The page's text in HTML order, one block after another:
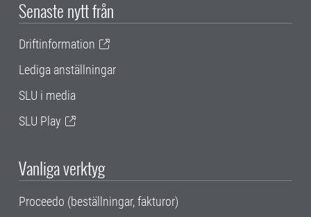
Senaste nytt från
Driftinformation
Lediga anställningar
SLU i media
SLU Play
Vanliga verktyg
Proceedo (beställningar, fakturor)